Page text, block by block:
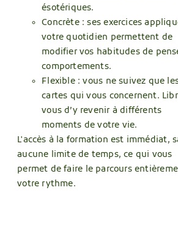
ésotériques.
Concrète : ses exercices
votre quotidien permettent de
modifier vos habitudes de
comportements.
Flexible : vous ne suivez que
cartes qui vous concernent.
vous d’y revenir à différents
moments de votre vie.
L'accès à la formation est immédiat,
aucune limite de temps, ce qui vous
permet de faire le parcours
votre rythme.